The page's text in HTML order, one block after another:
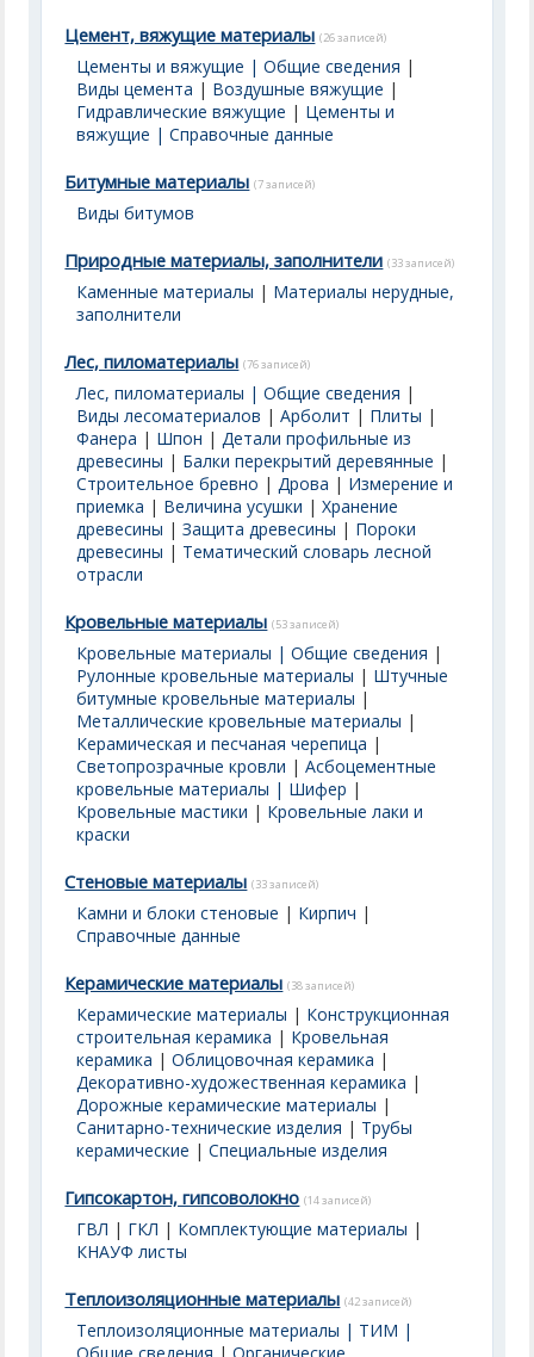
Цемент, вяжущие материалы (26 записей)
Цементы и вяжущие | Общие сведения |
Виды цемента | Воздушные вяжущие |
Гидравлические вяжущие | Цементы и
вяжущие | Справочные данные
Битумные материалы (7 записей)
Виды битумов
Природные материалы, заполнители (33 записей)
Каменные материалы | Материалы нерудные,
заполнители
Лес, пиломатериалы (76 записей)
Лес, пиломатериалы | Общие сведения |
Виды лесоматериалов |Арболит | Плиты |
Фанера | Шпон |Детали профильные из
древесины | Балки перекрытий деревянные |
Строительное бревно |Дрова | Измерение и
приемка | Величина усушки |Хранение
древесины |Защита древесины | Пороки
древесины | Тематический словарь лесной
отрасли
Кровельные материалы (53 записей)
Кровельные материалы | Общие сведения |
Рулонные кровельные материалы | Штучные
битумные кровельные материалы |
Металлические кровельные материалы |
Керамическая и песчаная черепица |
Светопрозрачные кровли |Асбоцементные
кровельные материалы | Шифер |
Кровельные мастики | Кровельные лаки и
краски
Стеновые материалы (33 записей)
Камни и блоки стеновые | Кирпич |
Справочные данные
Керамические материалы (38 записей)
Керамические материалы | Конструкционная
строительная керамика | Кровельная
керамика |Облицовочная керамика |
Декоративно-художественная керамика |
Дорожные керамические материалы |
Санитарно-технические изделия | Трубы
керамические |Специальные изделия
Гипсокартон, гипсоволокно (14 записей)
ГВЛ | ГКЛ | Комплектующие материалы |
КНАУФ листы
Теплоизоляционные материалы (42 записей)
Теплоизоляционные материалы | ТИМ |